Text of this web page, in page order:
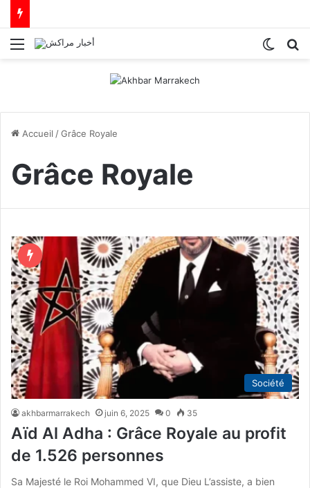
Menu
Accueil /Grâce Royale
Grâce Royale
Société
akhbarmarrakech juin 6, 2025 0 35
Aïd Al Adha : Grâce Royale au profit
de 1.526 personnes
Sa Majesté le Roi Mohammed VI, que Dieu L’assiste, a bien